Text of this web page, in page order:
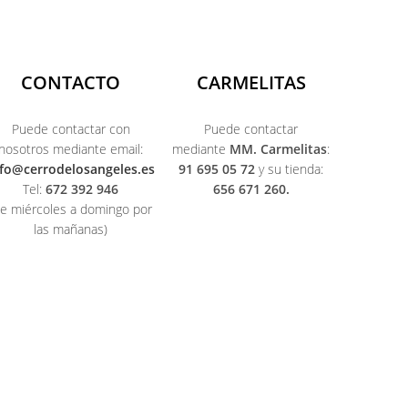
CONTACTO
Puede contactar con
nosotros mediante email:
Tel:672 392 946
miércoles a domingo por
las mañanas)
CARMELITAS
Puede contactar
mediante MM. Carmelitas:
91 695 05 72 y su tienda:
656 671 260.